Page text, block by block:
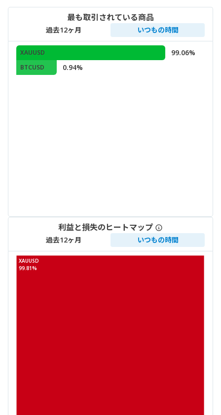
最も取引されている商品
過去12ヶ月 いつもの時間
XAUUSD 99.06%
BTCUSD 0.94%
利益と損失のヒートマップ
過去12ヶ月 いつもの時間
XAUUSD
99.81%